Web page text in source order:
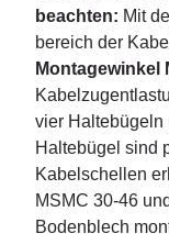
beachten: Mit
bereich der
Montagewinkel
vier Haltebügeln
Haltebügel sind
Kabelschellen
MSMC 30-46
Bodenblech